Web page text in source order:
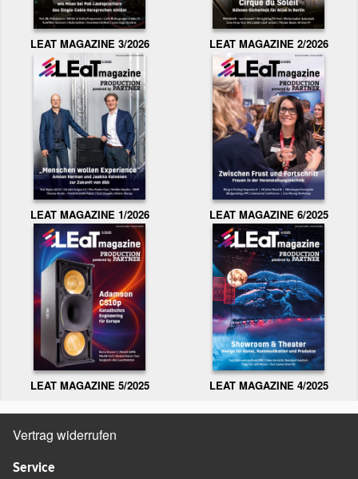
LEAT MAGAZINE 3/2026 LEAT MAGAZINE 2/2026
LEAT MAGAZINE 1/2026 LEAT MAGAZINE 6/2025
LEAT MAGAZINE 5/2025 LEAT MAGAZINE 4/2025
Vertrag widerrufen
Service